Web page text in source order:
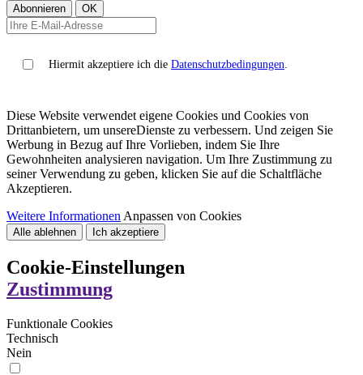
Hiermit akzeptiere ich die Datenschutzbedingungen
Diese Website verwendet eigene Cookies und Cookies von
Drittanbietern, um unsereDienste zu verbessern. Und zeigen Sie
Werbung in Bezug auf Ihre Vorlieben, indem Sie Ihre
Gewohnheiten analysieren navigation. Um Ihre Zustimmung zu
seiner Verwendung zu geben, klicken Sie auf die Schaltfläche
Akzeptieren.
Weitere Informationen Anpassen von Cookies
Alle ablehnen Ich akzeptiere
Cookie-Einstellungen
Zustimmung
Funktionale Cookies
Technisch
Nein